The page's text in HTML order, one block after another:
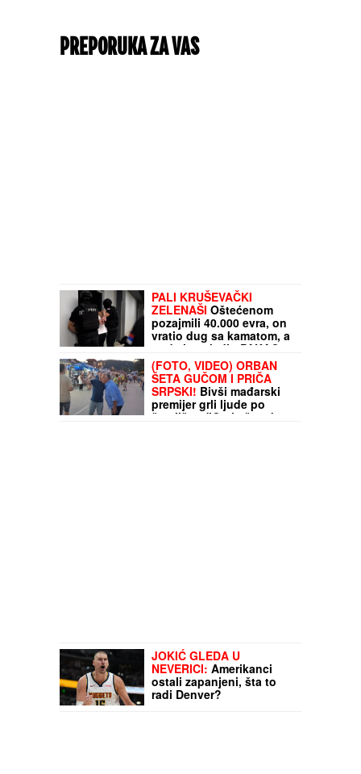
PREPORUKA ZA VAS
PALI KRUŠEVAČKI
ZELENAŠI Oštećenom
pozajmili 40.000 evra, on
vratio dug sa kamatom, a
onda je usledio PAKAO:
Tražili mu još duplo
(FOTO, VIDEO) ORBAN
ŠETA GUČOM I PRIČA
SRPSKI! Bivši mađarski
premijer grli ljude po
šetalištu: "On je čovek
JOKIĆ GLEDA U
NEVERICI: Amerikanci
ostali zapanjeni, šta to
radi Denver?